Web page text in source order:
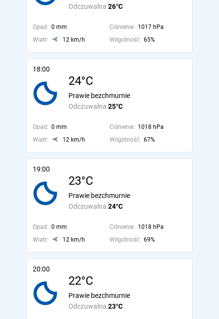
Odczuwalna 26°C
Opad: 0 mm Ciśnienie: 1017 hPa
Wiatr:
12 km/h Wilgotność: 65%
18:00
24°C
Odczuwalna 25°C
Prawie bezchmurnie
Opad: 0 mm Ciśnienie: 1018 hPa
Wiatr:
12 km/h Wilgotność: 67%
19:00
23°C
Odczuwalna 24°C
Prawie bezchmurnie
Opad: 0 mm Ciśnienie: 1018 hPa
Wiatr:
12 km/h Wilgotność: 69%
20:00
22°C
Odczuwalna 23°C
Prawie bezchmurnie